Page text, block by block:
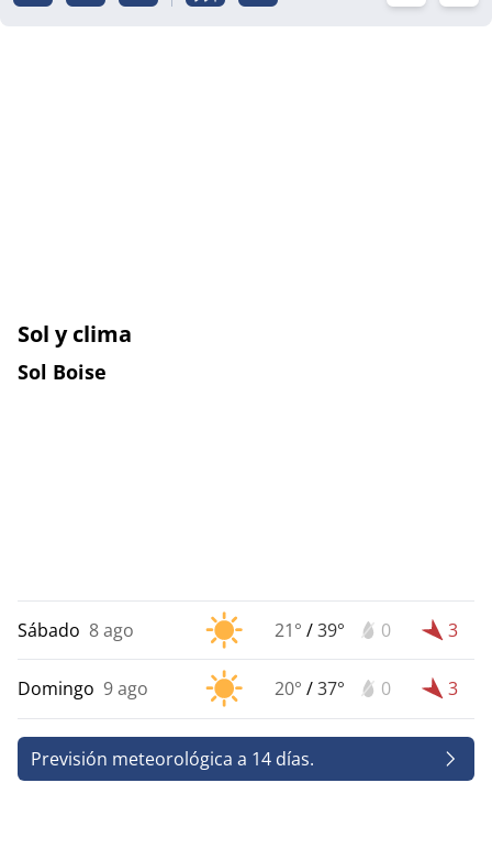
Sol y clima
Sol Boise
Sábado 8 ago 21° /39° 0 3
Domingo 9 ago 20° /37° 0 3
Previsión meteorológica a 14 días.